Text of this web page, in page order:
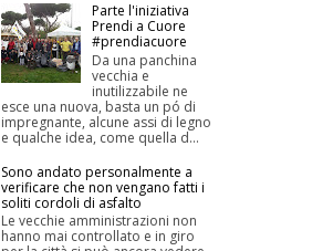
Parte l'iniziativa
Prendi a Cuore
#prendiacuore
Da una panchina
vecchia e
inutilizzabile ne
esce una nuova, basta un pó di
impregnante, alcune assi di legno
e qualche idea, come quella d...
Sono andato personalmente a
verificare che non vengano fatti i
soliti cordoli di asfalto
Le vecchie amministrazioni non
hanno mai controllato e in giro